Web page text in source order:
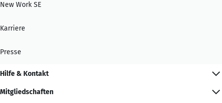
New Work SE
Karriere
Presse
Hilfe & Kontakt
Mitgliedschaften